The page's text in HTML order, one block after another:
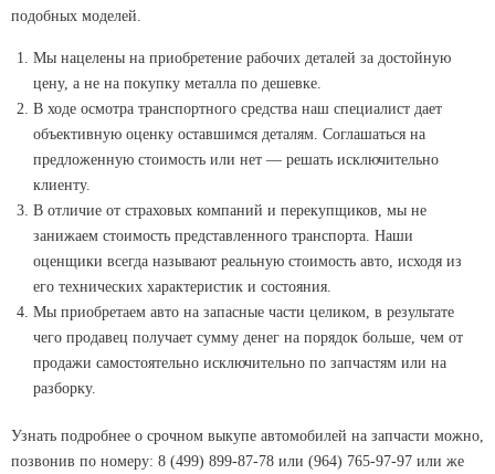
подобных моделей.
Мы нацелены на приобретение рабочих деталей за достойную
цену, а не на покупку металла по дешевке.
В ходе осмотра транспортного средства наш специалист дает
объективную оценку оставшимся деталям. Соглашаться на
предложенную стоимость или нет — решать исключительно
клиенту.
В отличие от страховых компаний и перекупщиков, мы не
занижаем стоимость представленного транспорта. Наши
оценщики всегда называют реальную стоимость авто, исходя из
его технических характеристик и состояния.
Мы приобретаем авто на запасные части целиком, в результате
чего продавец получает сумму денег на порядок больше, чем от
продажи самостоятельно исключительно по запчастям или на
разборку.
Узнать подробнее о срочном выкупе автомобилей на запчасти можно,
позвонив по номеру: 8 (499) 899-87-78 или (964) 765-97-97 или же